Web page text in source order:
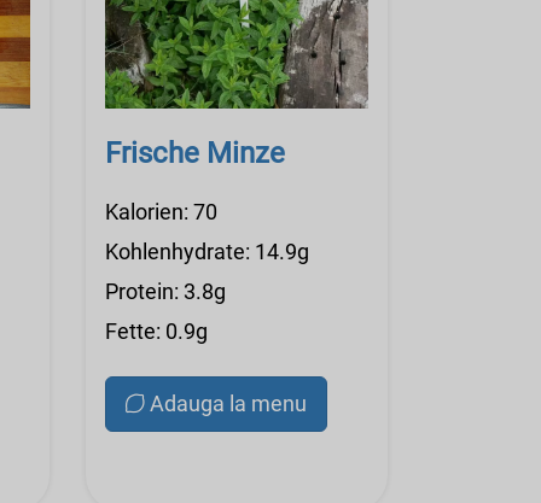
Frische Minze
Kalorien: 70
Kohlenhydrate: 14.9g
Protein: 3.8g
Fette: 0.9g
Adauga la menu